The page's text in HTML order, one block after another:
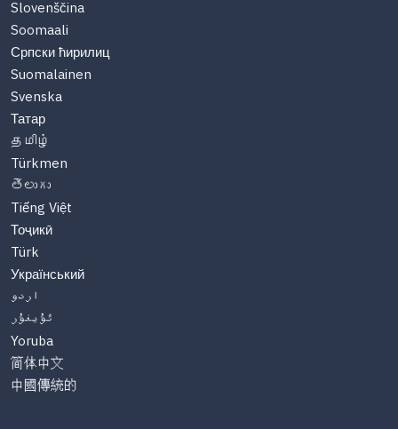
Slovenščina
Soomaali
Српски ћирилиц
Suomalainen
Svenska
Татар
தமிழ்
Türkmen
తెలుగు
Tiếng Việt
Тоҷикӣ
Türk
Український
اردو
ئۇيغۇر
Yoruba
简体中文
中國傳統的